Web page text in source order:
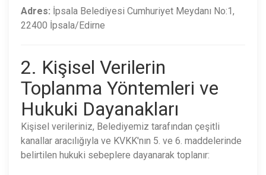
Adres: İpsala Belediyesi Cumhuriyet Meydanı No:1,
22400 İpsala/Edirne
2. Kişisel Verilerin
Toplanma Yöntemleri ve
Hukuki Dayanakları
Kişisel verileriniz, Belediyemiz tarafından çeşitli
kanallar aracılığıyla ve KVKK'nın 5. ve 6. maddelerinde
belirtilen hukuki sebeplere dayanarak toplanır: